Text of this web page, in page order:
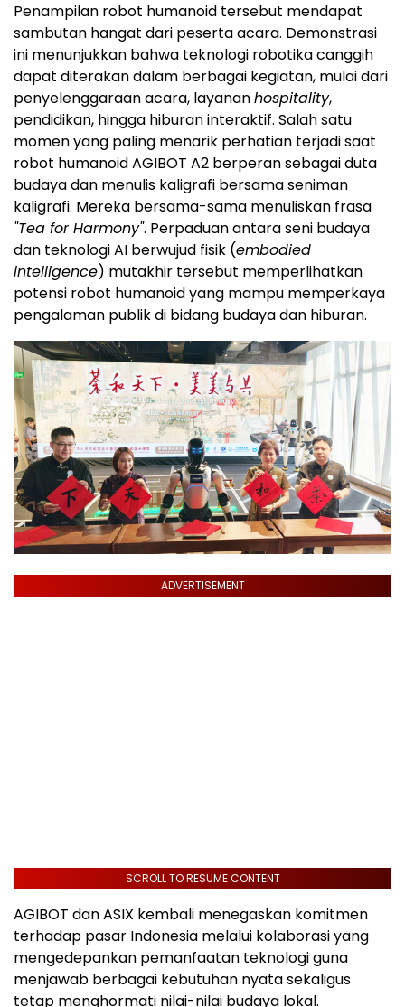
Penampilan robot humanoid tersebut mendapat
sambutan hangat dari peserta acara. Demonstrasi
ini menunjukkan bahwa teknologi robotika canggih
dapat diterakan dalam berbagai kegiatan, mulai dari
penyelenggaraan acara, layananhospitality,
pendidikan, hingga hiburan interaktif. Salah satu
momen yang paling menarik perhatian terjadi saat
robot humanoid AGIBOT A2 berperan sebagai duta
budaya dan menulis kaligrafi bersama seniman
kaligrafi. Mereka bersama-sama menuliskan frasa
"Tea for Harmony". Perpaduan antara seni budaya
dan teknologi AI berwujud fisik (embodied
intelligence) mutakhir tersebut memperlihatkan
potensi robot humanoid yang mampu memperkaya
pengalaman publik di bidang budaya dan hiburan.
ADVERTISEMENT
SCROLL TO RESUME CONTENT
AGIBOT dan ASIX kembali menegaskan komitmen
terhadap pasar Indonesia melalui kolaborasi yang
mengedepankan pemanfaatan teknologi guna
menjawab berbagai kebutuhan nyata sekaligus
tetap menghormati nilai-nilai budaya lokal.